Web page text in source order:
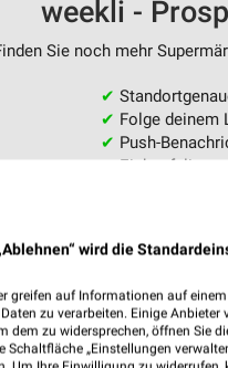
weekli -
Sie noch mehr
✔
✔ Folge deinem
✔ Push-
✔Einkaufsliste -
wird die
greifen auf Informationen auf
zu verarbeiten. Einige
zu widersprechen, öffnen Sie
Schaltfläche „Einstellungen